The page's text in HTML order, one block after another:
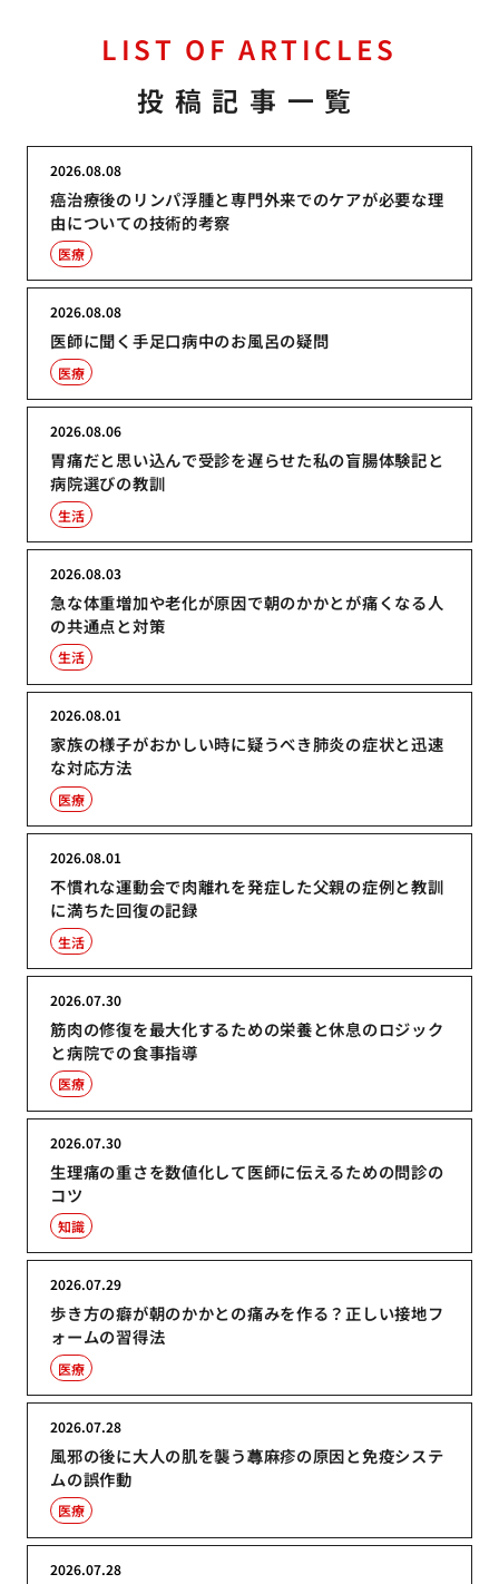
LIST OF ARTICLES
投稿記事一覧
癌治療後のリンパ浮腫と専門外来でのケアが必要な理
由についての技術的考察
2026.08.08
医療
医師に聞く手足口病中のお風呂の疑問
2026.08.08
医療
胃痛だと思い込んで受診を遅らせた私の盲腸体験記と
病院選びの教訓
2026.08.06
生活
急な体重増加や老化が原因で朝のかかとが痛くなる人
の共通点と対策
2026.08.03
生活
家族の様子がおかしい時に疑うべき肺炎の症状と迅速
な対応方法
2026.08.01
医療
不慣れな運動会で肉離れを発症した父親の症例と教訓
に満ちた回復の記録
2026.08.01
生活
筋肉の修復を最大化するための栄養と休息のロジック
と病院での食事指導
2026.07.30
医療
生理痛の重さを数値化して医師に伝えるための問診の
コツ
2026.07.30
知識
歩き方の癖が朝のかかとの痛みを作る？正しい接地フ
ォームの習得法
2026.07.29
医療
風邪の後に大人の肌を襲う蕁麻疹の原因と免疫システ
ムの誤作動
2026.07.28
医療
2026.07.28